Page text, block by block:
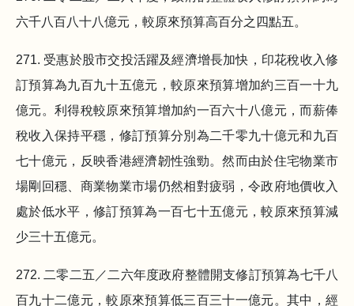
六千八百八十八億元，較原來預算高百分之四點五。
271. 受惠於股市交投活躍及經濟增長加快，印花稅收入修
訂預算為九百九十五億元，較原來預算增加約三百一十九
億元。利得稅較原來預算增加約一百六十八億元，而薪俸
稅收入保持平穩，修訂預算分別為二千零九十億元和九百
七十億元，反映香港經濟韌性強勁。然而由於住宅物業市
場剛回穩、商業物業市場仍然相對疲弱，令政府地價收入
處於低水平，修訂預算為一百七十五億元，較原來預算減
少三十五億元。
272. 二零二五／二六年度政府整體開支修訂預算為七千八
百九十二億元，較原來預算低三百三十一億元。其中，經